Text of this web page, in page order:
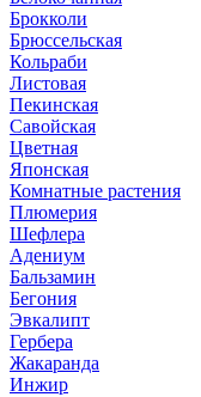
Брокколи
Брюссельская
Кольраби
Листовая
Пекинская
Савойская
Цветная
Японская
Комнатные растения
Плюмерия
Шефлера
Адениум
Бальзамин
Бегония
Эвкалипт
Гербера
Жакаранда
Инжир